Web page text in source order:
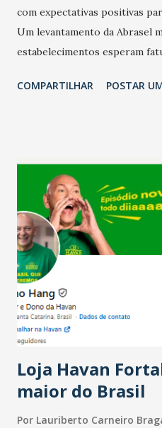
com expectativas positivas
Um levantamento da Abrasel
estabelecimentos esperam
relação ao último trimestre
confraternizações de fim de
Salário para um número
país tem a menor taxa de
Ainda segundo a Pesquisa,
bares e restaurantes
registraram equilíbrio
estabelecimentos no prejuízo
do observado no mês
novembro. Em relação a
COMPARTILHAR POSTAR
Loja Havan
maior do Brasil
Por Lauriberto Carneiro